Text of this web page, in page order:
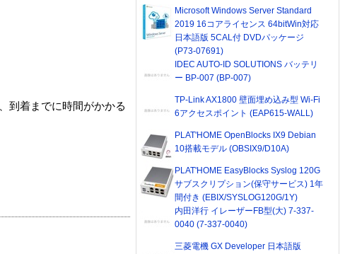
到着までに時間がかかる
Microsoft Windows Server Standard
2019 16コアライセンス 64bitWin対応
日本語版 5CAL付 DVDパッケージ
(P73-07691)
IDEC AUTO-ID SOLUTIONS バッテリ
ー BP-007 (BP-007)
TP-Link AX1800 壁面埋め込み型 Wi-Fi
6アクセスポイント (EAP615-WALL)
PLAT'HOME OpenBlocks IX9 Debian
10搭載モデル (OBSIX9/D10A)
PLAT'HOME EasyBlocks Syslog 120G
サブスクリプション(保守サービス) 1年
間付き (EBIX/SYSLOG120G/1Y)
内田洋行 イレーザーFB型(大) 7-337-
0040 (7-337-0040)
三菱電機 GX Developer 日本語版